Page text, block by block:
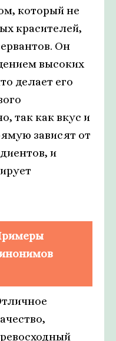
который не
красителей,
Он
высоких
делает его
так как вкус и
зависят от
и